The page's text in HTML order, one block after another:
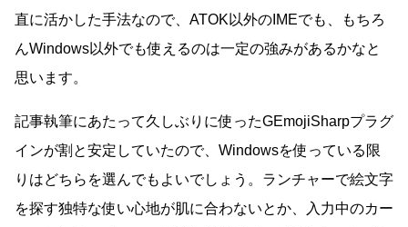
直に活かした手法なので、ATOK以外のIMEでも、もちろ
んWindows以外でも使えるのは一定の強みがあるかなと
思います。
記事執筆にあたって久しぶりに使ったGEmojiSharpプラグ
インが割と安定していたので、Windowsを使っている限
りはどちらを選んでもよいでしょう。ランチャーで絵文字
を探す独特な使い心地が肌に合わないとか、入力中のカー